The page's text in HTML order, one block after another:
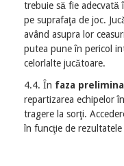
trebuie să fie adecvată
pe suprafaţa de joc.
având asupra lor
putea pune în pericol
celorlalte jucătoare.
4.4. În faza
repartizarea echipelor
tragere la sorţi.
în funcţie de